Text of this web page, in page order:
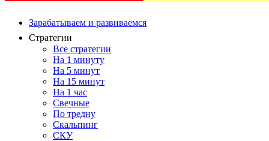
Зарабатываем и развиваемся
Стратегии
Все стратегии
На 1 минуту
На 5 минут
На 15 минут
На 1 час
Свечные
По тредну
Скальпинг
СКУ